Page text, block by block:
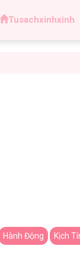
Tusachxinhxinh
Hành Động Kịch